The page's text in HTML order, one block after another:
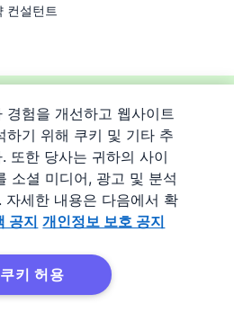
컨설턴트
도구로 시간을 최
용하세요
무료 체험
수 있다면 결과를 내기 위해 대화할 시
보할 수 있습니다
경험을 개선하고 웹사이트
하기 위해 쿠키 및 기타 추
또한 당사는 귀하의 사이
소셜 미디어, 광고 및 분석
자세한 내용은 다음에서 확
공지 개인정보 보호 공지
쿠키 허용